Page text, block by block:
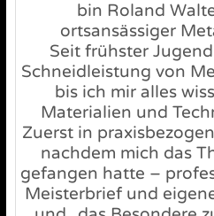
bin Roland
ortsansässiger
Seit frühster
Schneidleistung von
bis ich mir alles
Materialien und
Zuerst in
nachdem mich das
gefangen hatte –
Meisterbrief und